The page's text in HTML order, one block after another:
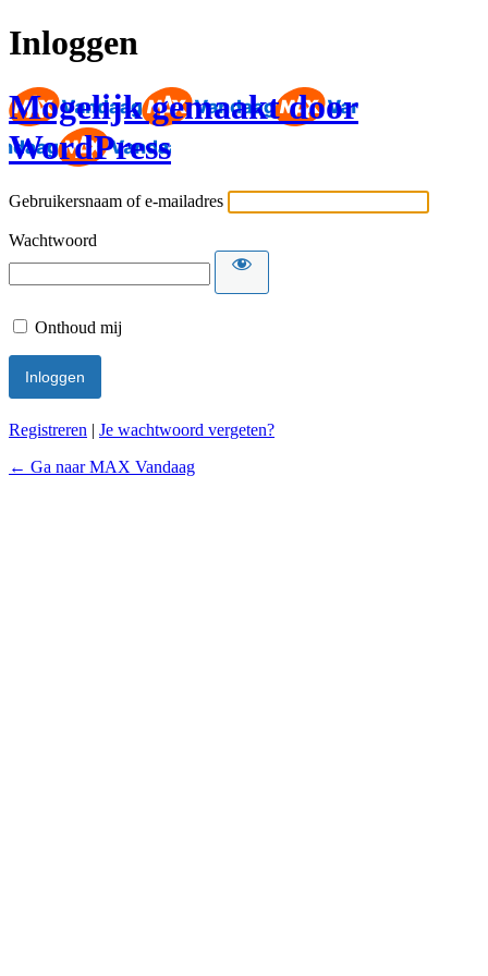
Inloggen
Mogelijk gemaakt door
WordPress
Gebruikersnaam of e-mailadres
Wachtwoord
Onthoud mij
Registreren | Je wachtwoord vergeten?
← Ga naar MAX Vandaag